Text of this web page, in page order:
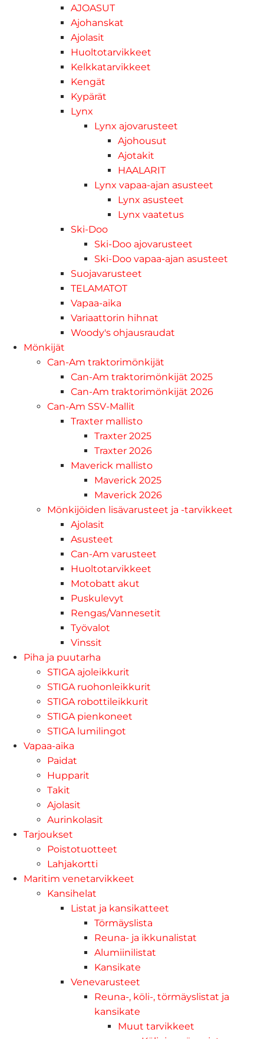
AJOASUT
Ajohanskat
Ajolasit
Huoltotarvikkeet
Kelkkatarvikkeet
Kengät
Kypärät
Lynx
Lynx ajovarusteet
Ajohousut
Ajotakit
HAALARIT
Lynx vapaa-ajan asusteet
Lynx asusteet
Lynx vaatetus
Ski-Doo
Ski-Doo ajovarusteet
Ski-Doo vapaa-ajan asusteet
Suojavarusteet
TELAMATOT
Vapaa-aika
Variaattorin hihnat
Woody's ohjausraudat
Mönkijät
Can-Am traktorimönkijät
Can-Am traktorimönkijät 2025
Can-Am traktorimönkijät 2026
Can-Am SSV-Mallit
Traxter mallisto
Traxter 2025
Traxter 2026
Maverick mallisto
Maverick 2025
Maverick 2026
Mönkijöiden lisävarusteet ja -tarvikkeet
Ajolasit
Asusteet
Can-Am varusteet
Huoltotarvikkeet
Motobatt akut
Puskulevyt
Rengas/Vannesetit
Työvalot
Vinssit
Piha ja puutarha
STIGA ajoleikkurit
STIGA ruohonleikkurit
STIGA robottileikkurit
STIGA pienkoneet
STIGA lumilingot
Vapaa-aika
Paidat
Hupparit
Takit
Ajolasit
Aurinkolasit
Tarjoukset
Poistotuotteet
Lahjakortti
Maritim venetarvikkeet
Kansihelat
Listat ja kansikatteet
Törmäyslista
Reuna- ja ikkunalistat
Alumiinilistat
Kansikate
Venevarusteet
Reuna-, köli-, törmäyslistat ja
kansikate
Muut tarvikkeet